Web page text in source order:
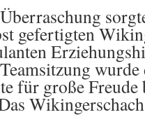
gefertigten
für große Freude